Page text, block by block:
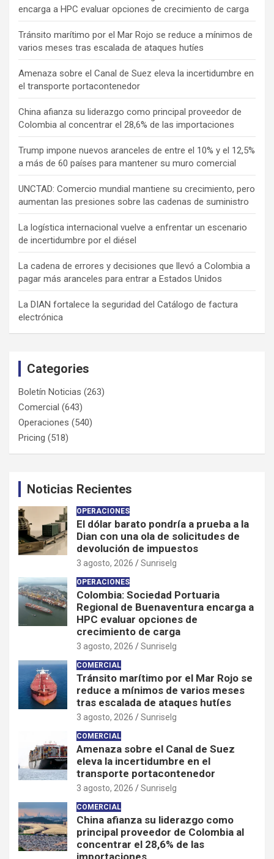
encarga a HPC evaluar opciones de crecimiento de carga
Tránsito marítimo por el Mar Rojo se reduce a mínimos de
varios meses tras escalada de ataques hutíes
Amenaza sobre el Canal de Suez eleva la incertidumbre en
el transporte portacontenedor
China afianza su liderazgo como principal proveedor de
Colombia al concentrar el 28,6% de las importaciones
Trump impone nuevos aranceles de entre el 10% y el 12,5%
a más de 60 países para mantener su muro comercial
UNCTAD: Comercio mundial mantiene su crecimiento, pero
aumentan las presiones sobre las cadenas de suministro
La logística internacional vuelve a enfrentar un escenario
de incertidumbre por el diésel
La cadena de errores y decisiones que llevó a Colombia a
pagar más aranceles para entrar a Estados Unidos
La DIAN fortalece la seguridad del Catálogo de factura
electrónica
Categories
Boletín Noticias (263)
Comercial (643)
Operaciones (540)
Pricing (518)
Noticias Recientes
OPERACIONES
El dólar barato pondría a prueba a la
Dian con una ola de solicitudes de
devolución de impuestos
3 agosto, 2026 Sunriselg
OPERACIONES
Colombia: Sociedad Portuaria
Regional de Buenaventura encarga a
HPC evaluar opciones de
crecimiento de carga
3 agosto, 2026 Sunriselg
COMERCIAL
Tránsito marítimo por el Mar Rojo se
reduce a mínimos de varios meses
tras escalada de ataques hutíes
3 agosto, 2026 Sunriselg
COMERCIAL
Amenaza sobre el Canal de Suez
eleva la incertidumbre en el
transporte portacontenedor
3 agosto, 2026 Sunriselg
COMERCIAL
China afianza su liderazgo como
principal proveedor de Colombia al
concentrar el 28,6% de las